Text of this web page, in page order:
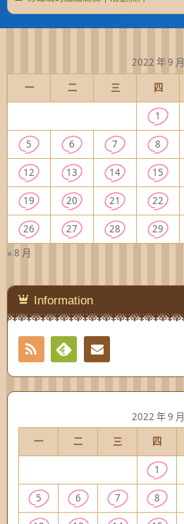
2022 年 9 月
一
二 三 四
« 8 月
1
5 6 7 8
12 13 14 15
19 20 21 22
26 27 28 29
Information
RSS
Feedly
2022 年 9 月
一
二 三 四
1
5 6 7 8